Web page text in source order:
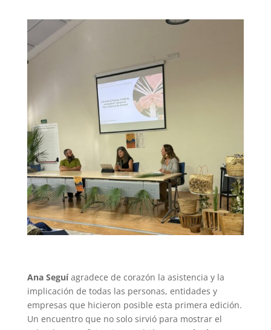
Ana Seguíagradece de corazón la asistencia y la
implicación de todas las personas, entidades y
empresas que hicieron posible esta primera edición.
Un encuentro que no solo sirvió para mostrar el